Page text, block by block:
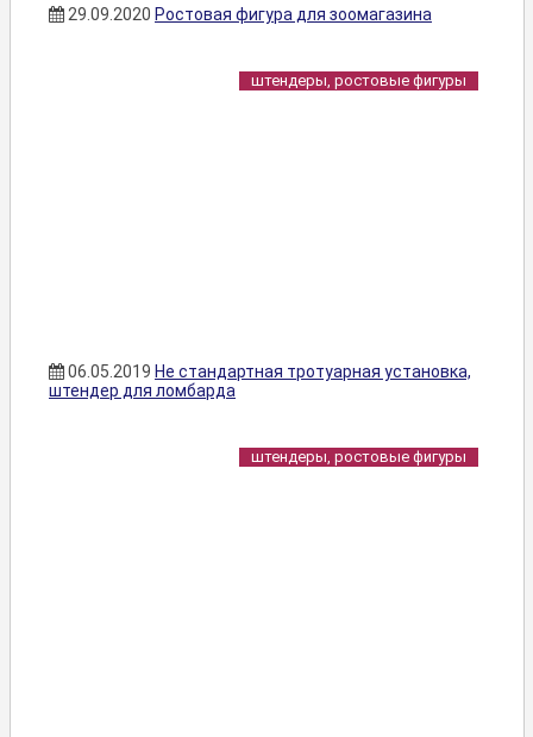
29.09.2020 Ростовая фигура для зоомагазина
штендеры, ростовые фигуры
06.05.2019 Не стандартная тротуарная установка,
штендер для ломбарда
штендеры, ростовые фигуры